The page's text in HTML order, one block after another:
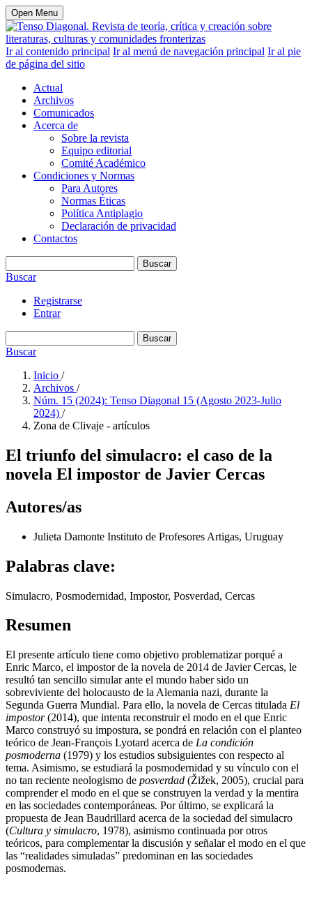
Open Menu
Ir al contenido principal Ir al menú de navegación principal Ir al pie
de página del sitio
Actual
Archivos
Comunicados
Acerca de
Sobre la revista
Equipo editorial
Comité Académico
Condiciones y Normas
Para Autores
Normas Éticas
Política Antiplagio
Declaración de privacidad
Contactos
Buscar
Buscar
Registrarse
Entrar
Buscar
Buscar
Inicio /
Archivos /
Núm. 15 (2024): Tenso Diagonal 15 (Agosto 2023-Julio
2024) /
Zona de Clivaje - artículos
El triunfo del simulacro: el caso de la
novela El impostor de Javier Cercas
Autores/as
Julieta Damonte Instituto de Profesores Artigas, Uruguay
Palabras clave:
Simulacro, Posmodernidad, Impostor, Posverdad, Cercas
Resumen
El presente artículo tiene como objetivo problematizar porqué a
Enric Marco, el impostor de la novela de 2014 de Javier Cercas, le
resultó tan sencillo simular ante el mundo haber sido un
sobreviviente del holocausto de la Alemania nazi, durante la
Segunda Guerra Mundial. Para ello, la novela de Cercas titulada El
impostor(2014), que intenta reconstruir el modo en el que Enric
Marco construyó su impostura, se pondrá en relación con el planteo
teórico de Jean-François Lyotard acerca de La condición
posmoderna (1979) y los estudios subsiguientes con respecto al
tema. Asimismo, se estudiará la posmodernidad y su vínculo con el
no tan reciente neologismo de posverdad (Žižek, 2005), crucial para
comprender el modo en el que se construyen la verdad y la mentira
en las sociedades contemporáneas. Por último, se explicará la
propuesta de Jean Baudrillard acerca de la sociedad del simulacro
(Cultura y simulacro, 1978), asimismo continuada por otros
teóricos, para complementar la discusión y señalar el modo en el que
las “realidades simuladas” predominan en las sociedades
posmodernas.